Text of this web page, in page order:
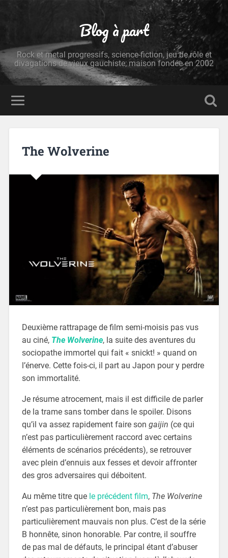
Blog à part
Rock et metal progressifs, science-fiction, jeu de rôle et
divagations de vieux gauchiste; maison fondée en 2002
The Wolverine
Deuxième rattrapage de film semi-moisis pas vus
au ciné, The Wolverine, la suite des aventures du
sociopathe immortel qui fait « snickt! » quand on
l’énerve. Cette fois-ci, il part au Japon pour y perdre
son immortalité.
Je résume atrocement, mais il est difficile de parler
de la trame sans tomber dans le spoiler. Disons
qu’il va assez rapidement faire son gaijin (ce qui
n’est pas particulièrement raccord avec certains
éléments de scénarios précédents), se retrouver
avec plein d’ennuis aux fesses et devoir affronter
des gros adversaires qui déboitent.
Au même titre que le précédent film, The Wolverine
n’est pas particulièrement bon, mais pas
particulièrement mauvais non plus. C’est de la série
B honnête, sinon honorable. Par contre, il souffre
de pas mal de défauts, le principal étant d’abuser